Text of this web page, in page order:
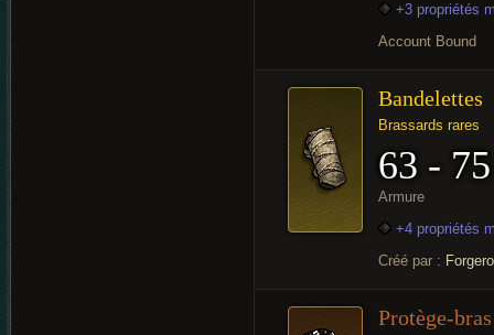
+3 propriétés
Account Bound
Bandelettes
Brassards rares
63 - 75
Armure
+4 propriétés
Créé par :
Protège-